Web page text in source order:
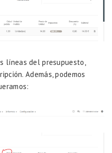
líneas del presupuesto,
Además, podemos